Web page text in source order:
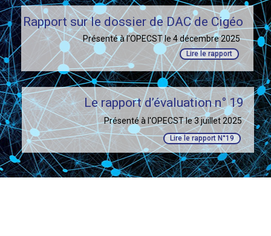
Présenté à l'OPECST le 4 décembre 2025
Le rapport d’évaluation n° 19
Lire le rapport N°19
Rapport sur le dossier de DAC de Cigéo
Lire le rapport
Présenté à l'OPECST le 3 juillet 2025